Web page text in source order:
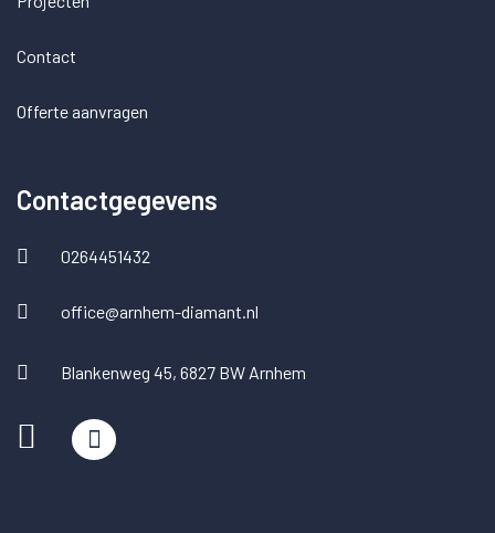
Contact
Offerte aanvragen
Contactgegevens
0264451432
office@arnhem-diamant.nl
Blankenweg 45, 6827 BW Arnhem